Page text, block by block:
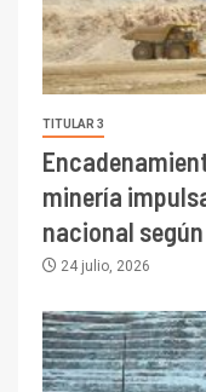
TITULAR 3
minería
nacional
24 julio, 2026